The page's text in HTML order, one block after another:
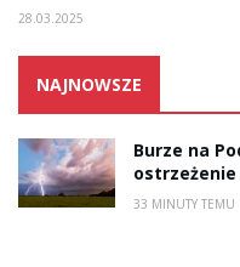
28.03.2025
NAJNOWSZE
Burze na
33 MINUTY TEMU